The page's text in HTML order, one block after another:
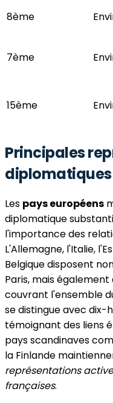
8ème
7ème
15ème
Principales
Les pays européens
diplomatique
l'importance des
L'Allemagne, l'Italie,
Belgique disposent
Paris, mais
couvrant l'ensemble
se distingue avec dix-
témoignant des liens
pays scandinaves
la Finlande
représentations
françaises.